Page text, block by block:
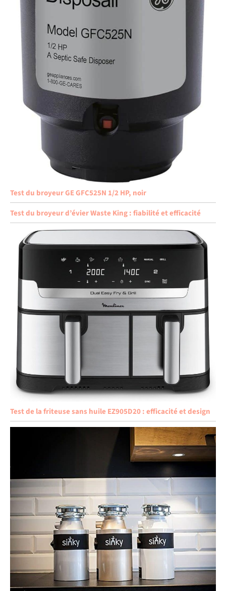
Test du broyeur GE GFC525N 1/2 HP, noir
Test du broyeur d’évier Waste King : fiabilité et efficacité
Test de la friteuse sans huile EZ905D20 : efficacité et design